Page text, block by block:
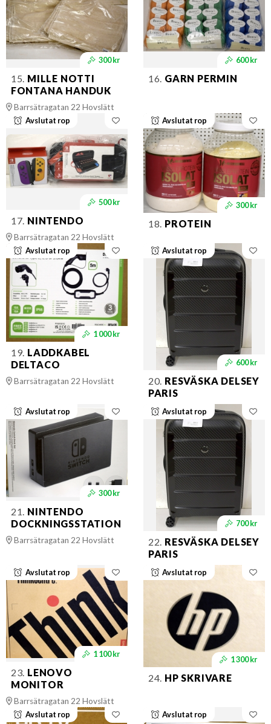
300 kr
15. MILLE NOTTI
FONTANA HANDUK
Barrsätragatan 22 Hovslätt
600 kr
16. GARN PERMIN
Avslutat rop
500 kr
17. NINTENDO
Barrsätragatan 22 Hovslätt
Avslutat rop
300 kr
18. PROTEIN
Avslutat rop
1 000 kr
19. LADDKABEL
DELTACO
Barrsätragatan 22 Hovslätt
Avslutat rop
600 kr
20. RESVÄSKA DELSEY
PARIS
Avslutat rop
300 kr
21. NINTENDO
DOCKNINGSSTATION
Barrsätragatan 22 Hovslätt
Avslutat rop
700 kr
22. RESVÄSKA DELSEY
PARIS
Avslutat rop
1 100 kr
23. LENOVO
MONITOR
Barrsätragatan 22 Hovslätt
Avslutat rop
1 300 kr
24. HP SKRIVARE
Avslutat rop Avslutat rop